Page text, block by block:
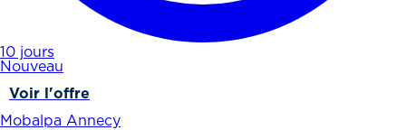
10 jours
Nouveau
Voir l'offre
Mobalpa Annecy